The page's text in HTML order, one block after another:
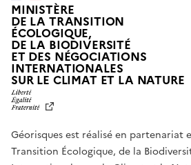
MINISTÈRE
DE LA TRANSITION
ÉCOLOGIQUE,
DE LA BIODIVERSITÉ
ET DES NÉGOCIATIONS
INTERNATIONALES
SUR LE CLIMAT ET LA NATUREL
T
É
Géorisques est réalisé en partenariat
Transition Écologique, de la